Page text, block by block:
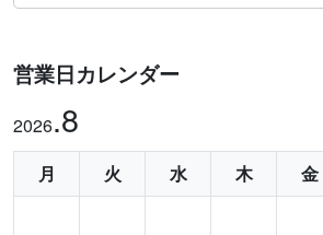
営業日カレンダー
2026.8
月 火 水 木 金